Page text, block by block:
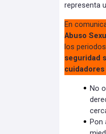
representa
En
Abuso
los
seguridad
No
Pon